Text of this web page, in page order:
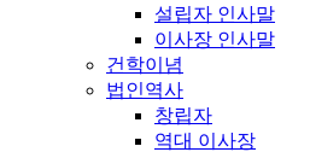
설립자 인사말
이사장 인사말
건학이념
법인역사
창립자
역대 이사장